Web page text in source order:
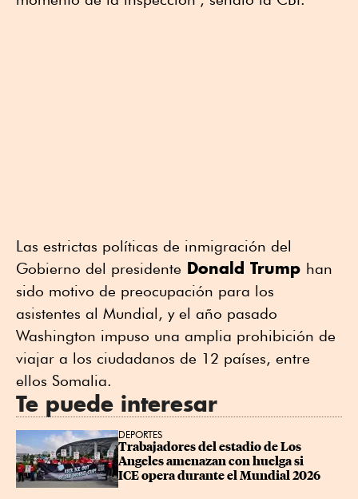
Las estrictas políticas de inmigración del
Gobierno del presidente Donald Trump han
sido motivo de preocupación para los
asistentes al Mundial, y el año pasado
Washington impuso una amplia prohibición de
viajar a los ciudadanos de 12 países, entre
ellos Somalia.
Te puede interesar
DEPORTES
Trabajadores del estadio de Los
Angeles amenazan con huelga si
ICE opera durante el Mundial 2026